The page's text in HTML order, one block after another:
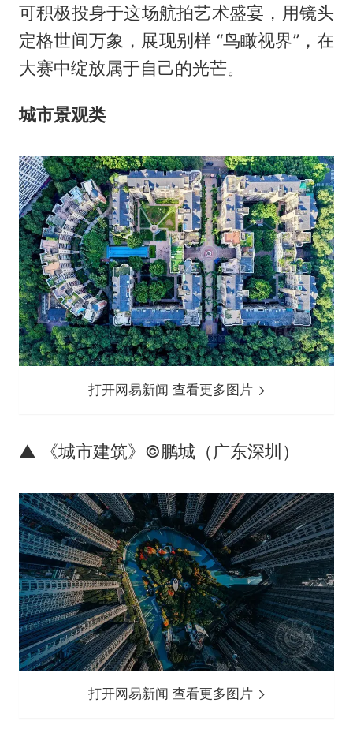
可积极投身于这场航拍艺术盛宴，用镜头
定格世间万象，展现别样 “鸟瞰视界”，在
大赛中绽放属于自己的光芒。
城市景观类
打开网易新闻 查看更多图片
▲ 《城市建筑》©鹏城（广东深圳）
打开网易新闻 查看更多图片